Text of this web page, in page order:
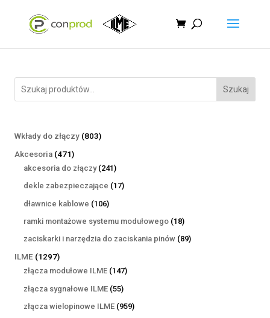
Szukaj
Wkłady do złączy 803803
Akcesoria 471471
produktów
akcesoria do złączy 241241
produktów
dekle zabezpieczające 1717
dławnice kablowe 106106
produktów
ramki montażowe systemu modułowego 1818
produktów
zaciskarki i narzędzia do zaciskania pinów 8989
ILME 12971297
produktów
złącza modułowe ILME 147147
złącza sygnałowe ILME 5555
produktów
złącza wielopinowe ILME 959959